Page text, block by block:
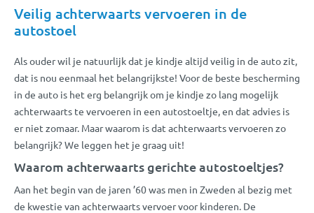
Veilig achterwaarts vervoeren in de
autostoel
Als ouder wil je natuurlijk dat je kindje altijd veilig in de auto zit,
dat is nou eenmaal het belangrijkste! Voor de beste bescherming
in de auto is het erg belangrijk om je kindje zo lang mogelijk
achterwaarts te vervoeren in een autostoeltje, en dat advies is
er niet zomaar. Maar waarom is dat achterwaarts vervoeren zo
belangrijk? We leggen het je graag uit!
Waarom achterwaarts gerichte autostoeltjes?
Aan het begin van de jaren ’60 was men in Zweden al bezig met
de kwestie van achterwaarts vervoer voor kinderen. De